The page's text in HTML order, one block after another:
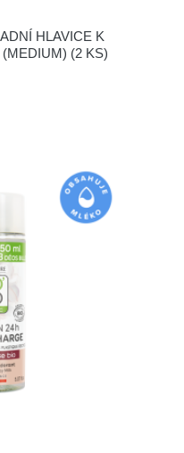
HLAVICE K
(2 KS)